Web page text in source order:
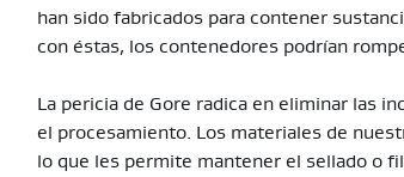
han sido fabricados para contener
con éstas, los contenedores podrían
La pericia de Gore radica en eliminar las
el procesamiento. Los materiales de
lo que les permite mantener el sellado o